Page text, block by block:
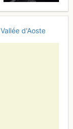
Vallée d'Aoste